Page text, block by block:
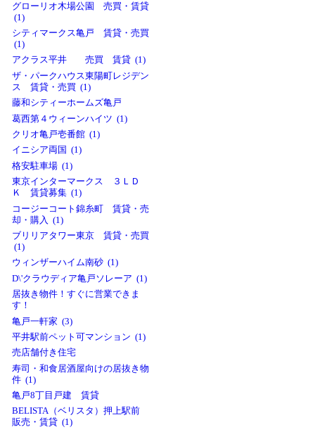
グローリオ木場公園 売買・賃貸
(1)
シティマークス亀戸 賃貸・売買
(1)
アクラス平井 売買 賃貸 (1)
ザ・パークハウス東陽町レジデン
ス 賃貸・売買 (1)
藤和シティーホームズ亀戸
葛西第４ウィーンハイツ (1)
クリオ亀戸壱番館 (1)
イニシア両国 (1)
格安駐車場 (1)
東京インターマークス ３ＬＤ
Ｋ 賃貸募集 (1)
コージーコート錦糸町 賃貸・売
却・購入 (1)
ブリリアタワー東京 賃貸・売買
(1)
ウィンザーハイム南砂 (1)
D\'クラウディア亀戸ソレーア (1)
居抜き物件！すぐに営業できま
す！
亀戸一軒家 (3)
平井駅前ペット可マンション (1)
売店舗付き住宅
寿司・和食居酒屋向けの居抜き物
件 (1)
亀戸8丁目戸建 賃貸
BELISTA（ベリスタ）押上駅前
販売・賃貸 (1)